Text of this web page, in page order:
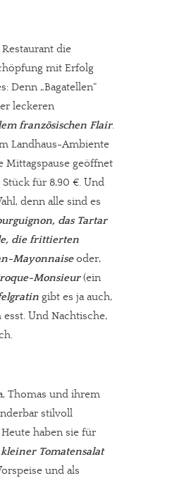
die
mit Erfolg
Denn „Bagatellen“
leckeren
französischen Flair.
Landhaus-Ambiente
Mittagspause geöffnet
für 8,90 €. Und
denn alle sind es
das Tartar
die frittierten
Mayonnaiseoder,
Monsieur(ein
gibt es ja auch,
Und Nachtische,
Thomas und ihrem
stilvoll
haben sie für
kleiner Tomatensalat
und als